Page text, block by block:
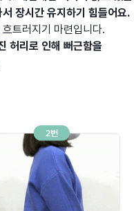
장시간 유지하기 힘들어요.
트러지기 마련입니다.
허리로 인해 뻐근함을